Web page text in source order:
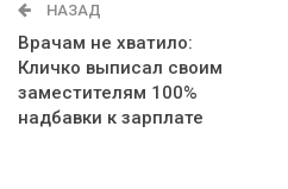
НАЗАД
Врачам не хватило:
Кличко выписал своим
заместителям 100%
надбавки к зарплате